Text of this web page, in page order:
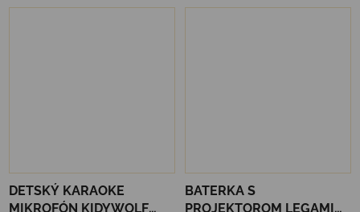
DETSKÝ KARAOKE
MIKROFÓN KIDYWOLF
BATERKA S
PROJEKTOROM LEGAMI